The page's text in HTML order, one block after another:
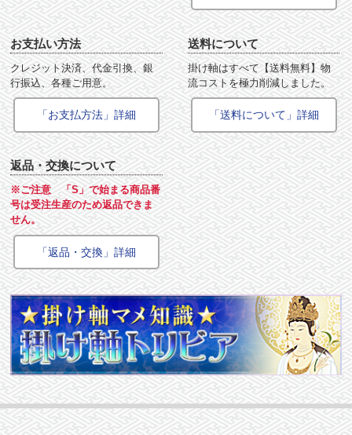
お支払い方法
クレジット決済、代金引換、銀
行振込、各種ご用意。
「お支払方法」詳細
送料について
掛け軸はすべて【送料無料】物
流コストを極力削減しました。
「送料について」詳細
返品・交換について
※ご注意 「S」で始まる商品番
号は受注生産のため返品できま
せん。
「返品・交換」詳細